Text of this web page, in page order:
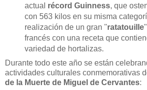
actual récord Guinness, que
con 563 kilos en su misma
realización de un gran "ratatouille
francés con una receta que
variedad de hortalizas.
Durante todo este año se están
actividades culturales conmemorativas
de la Muerte de Miguel de Cervantes: